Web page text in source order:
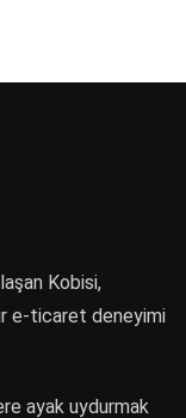
Kobisi,
e-ticaret deneyimi
ayak uydurmak